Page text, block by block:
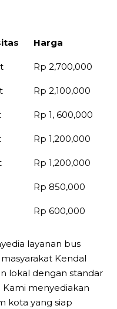
Harga
Harga
Rp 2,700,000
Rp 2,100,000
Rp 1, 600,000
Rp 1,200,000
Rp 1,200,000
Rp 850,000
Rp 600,000
layanan bus
Kendal
lokal dengan standar
Kami menyediakan
kota yang siap